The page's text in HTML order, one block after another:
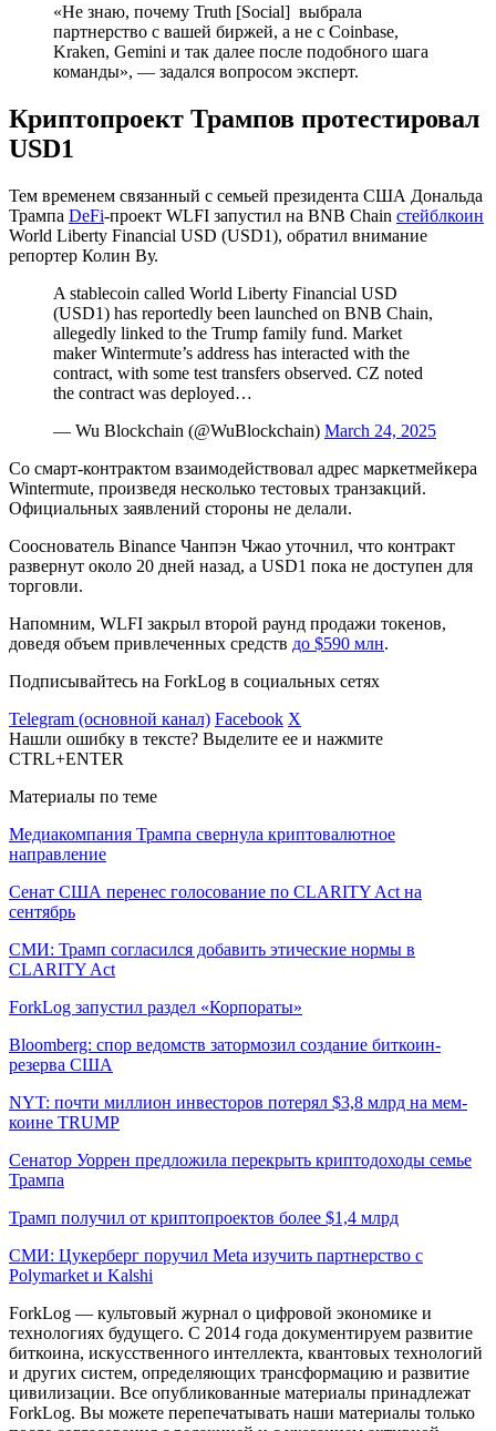
«Не знаю, почему Truth [Social] выбрала
партнерство с вашей биржей, а не с Coinbase,
Kraken, Gemini и так далее после подобного шага
команды», — задался вопросом эксперт.
Криптопроект Трампов протестировал
USD1
Тем временем связанный с семьей президента США Дональда
Трампа DeFi-проект WLFI запустил на BNB Chain стейблкоин
World Liberty Financial USD (USD1), обратил внимание
репортер Колин Ву.
A stablecoin called World Liberty Financial USD
(USD1) has reportedly been launched on BNB Chain,
allegedly linked to the Trump family fund. Market
maker Wintermute’s address has interacted with the
contract, with some test transfers observed. CZ noted
the contract was deployed…
— Wu Blockchain (@WuBlockchain) March 24, 2025
Со смарт-контрактом взаимодействовал адрес маркетмейкера
Wintermute, произведя несколько тестовых транзакций.
Официальных заявлений стороны не делали.
Сооснователь Binance Чанпэн Чжао уточнил, что контракт
развернут около 20 дней назад, а USD1 пока не доступен для
торговли.
Напомним, WLFI закрыл второй раунд продажи токенов,
доведя объем привлеченных средств до $590 млн.
Подписывайтесь на ForkLog в социальных сетях
Telegram (основной канал) Facebook X
Нашли ошибку в тексте? Выделите ее и нажмите
CTRL+ENTER
Материалы по теме
Медиакомпания Трампа свернула криптовалютное
направление
Сенат США перенес голосование по CLARITY Act на
сентябрь
СМИ: Трамп согласился добавить этические нормы в
CLARITY Act
ForkLog запустил раздел «Корпораты»
Bloomberg: спор ведомств затормозил создание биткоин-
резерва США
NYT: почти миллион инвесторов потерял $3,8 млрд на мем-
коине TRUMP
Сенатор Уоррен предложила перекрыть криптодоходы семье
Трампа
Трамп получил от криптопроектов более $1,4 млрд
СМИ: Цукерберг поручил Meta изучить партнерство с
Polymarket и Kalshi
ForkLog — культовый журнал о цифровой экономике и
технологиях будущего. С 2014 года документируем развитие
биткоина, искусственного интеллекта, квантовых технологий
и других систем, определяющих трансформацию и развитие
цивилизации. Все опубликованные материалы принадлежат
ForkLog. Вы можете перепечатывать наши материалы только